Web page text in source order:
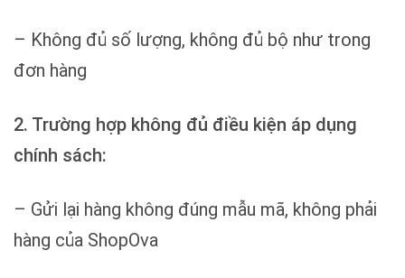
– Không đủ số lượng, không đủ bộ như trong
đơn hàng
2. Trường hợp không đủ điều kiện áp dụng
chính sách:
– Gửi lại hàng không đúng mẫu mã, không phải
hàng của ShopOva